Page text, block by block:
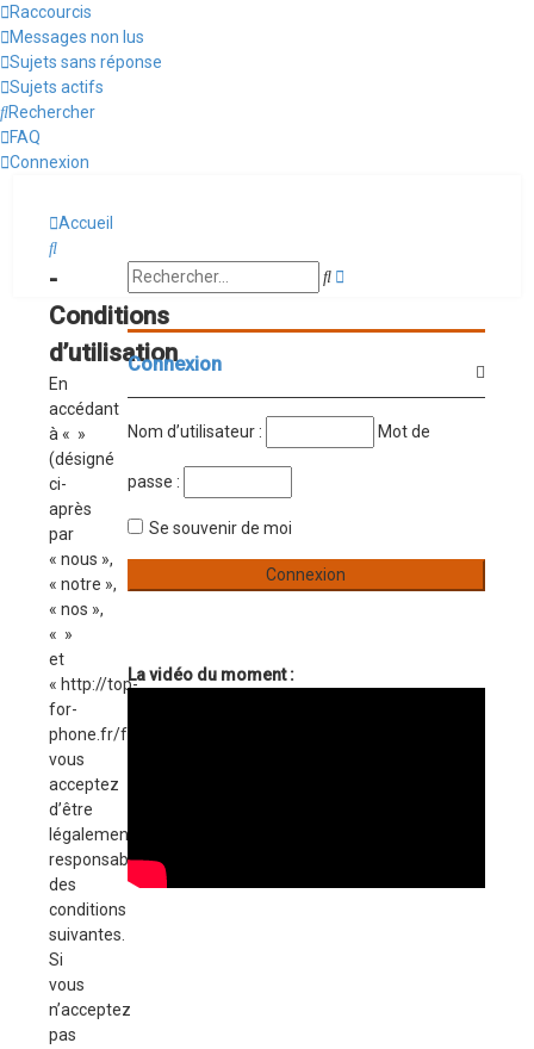
Raccourcis
Messages non lus
Sujets sans réponse
Sujets actifs
Rechercher
FAQ
Connexion
Accueil
Rechercher
-
Conditions
d’utilisation
En
accédant
à « »
(désigné
ci-
après
par
« nous »,
« notre »,
« nos »,
« »
et
« http://top-
for-
phone.fr/forum »),
vous
acceptez
d’être
légalement
responsable
des
conditions
suivantes.
Si
vous
n’acceptez
pas
Rechercher
Recherche
Connexion
Nom d’utilisateur : Mot de
passe :
Se souvenir de moi
La vidéo du moment :